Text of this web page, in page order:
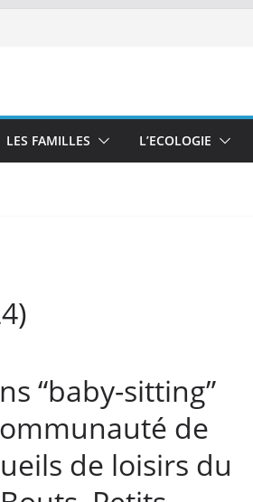
LES FAMILLES L’ECOLOGIE
“baby-sitting”
de
de loisirs du